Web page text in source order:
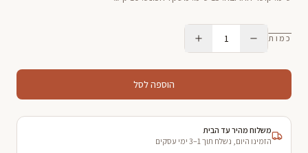
כמות 1
הוספה לסל
משלוח מהיר עד הבית
הזמינו היום, נשלח תוך 1–3 ימי עסקים